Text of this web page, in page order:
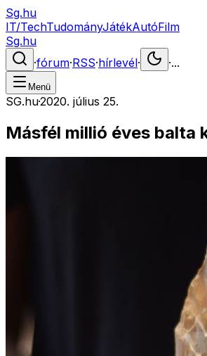
Sg.hu
IT/TechTudományJátékAutóFilm
Sg.hu
·fórum·RSS·hírlevél· ·...
Menü
SG.hu·2020. július 25.
Másfél millió éves balta